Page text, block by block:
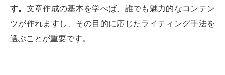
す。 文章作成の基本を学べば、誰でも魅力的なコンテン
ツが作れますし、その目的に応じたライティング手法を
選ぶことが重要です。